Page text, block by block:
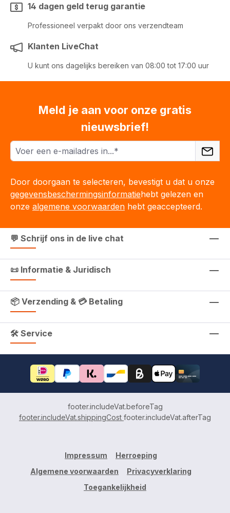
14 dagen geld terug garantie
Professioneel verpakt door ons verzendteam
Klanten LiveChat
U kunt ons dagelijks bereiken van 08:00 tot 17:00 uur
Meld je aan voor onze gratis
nieuwsbrief!
Door doorgaan te selecteren, bevestigt u dat u onze
gegevensbeschermingsinformatiehebt gelezen en
onze algemene voorwaarden hebt geaccepteerd.
💬 Schrijf ons in de live chat
📜 Informatie & Juridisch
📦 Verzending & 💳 Betaling
🛠 Service
footer.includeVat.beforeTag
footer.includeVat.shippingCost footer.includeVat.afterTag
Impressum
Herroeping
Algemene voorwaarden
Privacyverklaring
Toegankelijkheid